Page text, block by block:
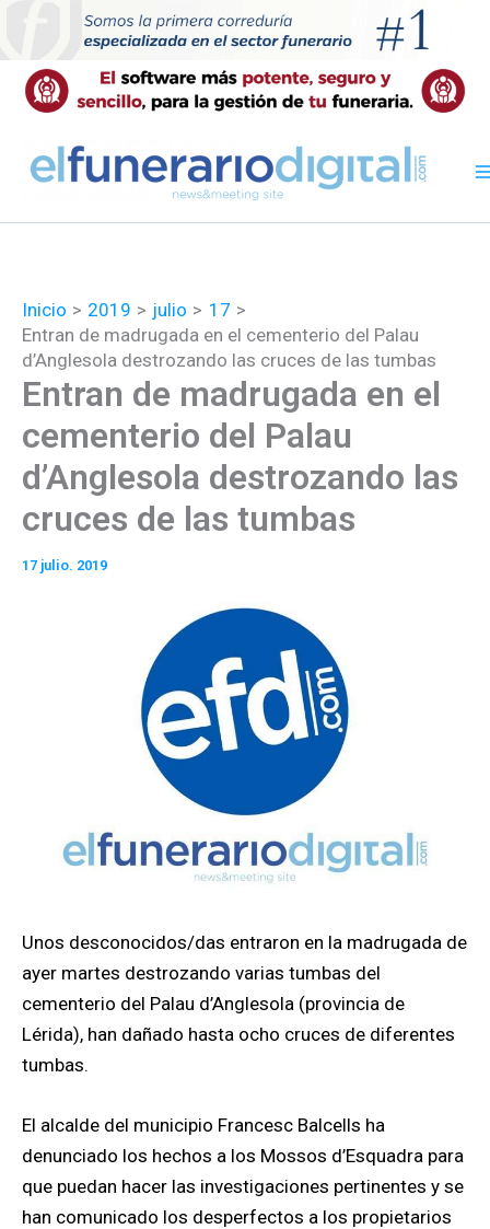
contenido
Inicio 2019 julio
17
Entran de madrugada en el cementerio del Palau
d’Anglesola destrozando las cruces de las tumbas
Entran de madrugada en el
cementerio del Palau
d’Anglesola destrozando las
cruces de las tumbas
17 julio. 2019
Unos desconocidos/das entraron en la madrugada de
ayer martes destrozando varias tumbas del
cementerio del Palau d’Anglesola (provincia de
Lérida), han dañado hasta ocho cruces de diferentes
tumbas.
El alcalde del municipio Francesc Balcells ha
denunciado los hechos a los Mossos d’Esquadra para
que puedan hacer las investigaciones pertinentes y se
han comunicado los desperfectos a los propietarios